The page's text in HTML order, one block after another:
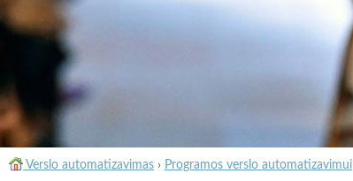
Verslo automatizavimas › Programos verslo automatizavimui